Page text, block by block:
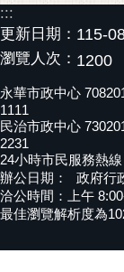
花
泉
桐
花
祭
網
站
導
覽
訂
:::
更新日期： 115-
瀏覽人次： 1200
永華市政中心
1111
民治市政中心
2231
24小時市民服務熱
辦公日期：
政府行
洽公時間：上午
最佳瀏覽解析度為